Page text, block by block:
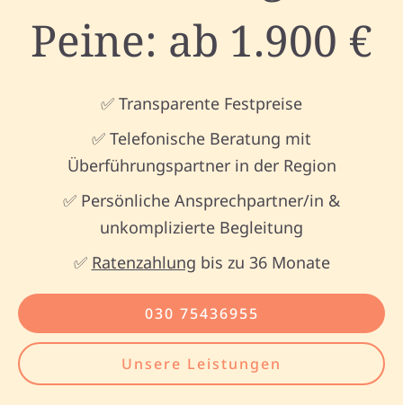
Peine: ab 1.900 €
✅ Transparente Festpreise
✅ Telefonische Beratung mit
Überführungspartner in der Region
✅ Persönliche Ansprechpartner/in &
unkomplizierte Begleitung
✅ Ratenzahlung bis zu 36 Monate
030 75436955
Unsere Leistungen